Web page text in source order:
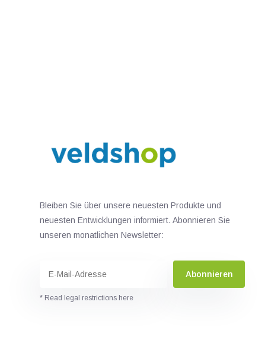
Bleiben Sie über unsere neuesten Produkte und
neuesten Entwicklungen informiert. Abonnieren Sie
unseren monatlichen Newsletter:
Abonnieren
* Read legal restrictions here